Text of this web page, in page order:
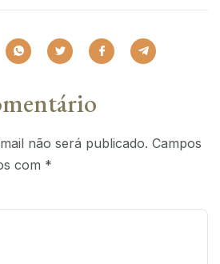
não será publicado. Campos
com *